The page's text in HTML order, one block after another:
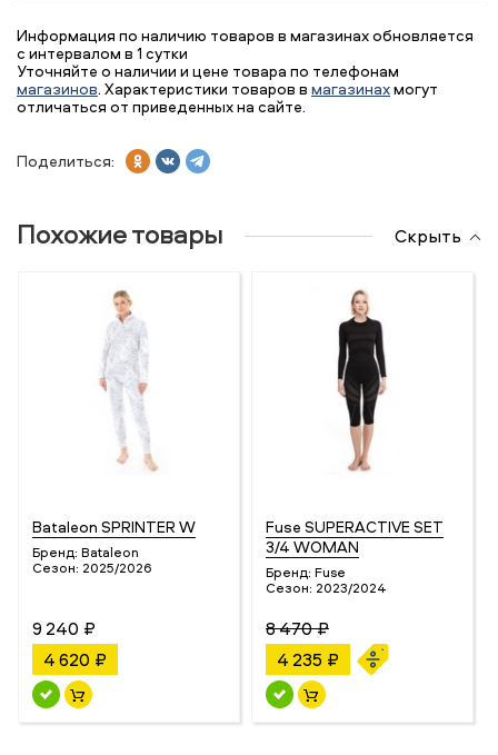
Информация по наличию товаров в магазинах обновляется
с интервалом в 1 сутки
Уточняйте о наличии и цене товара по телефонам
магазинов. Характеристики товаров в магазинахмогут
отличаться от приведенных на сайте.
Поделиться:
Похожие товары Скрыть
Bataleon SPRINTER W
Бренд: Bataleon
Сезон: 2025/2026
9 240 ₽
4 620 ₽
Fuse SUPERACTIVE SET
3/4 WOMAN
Бренд: Fuse
Сезон: 2023/2024
8 470 ₽
4 235 ₽